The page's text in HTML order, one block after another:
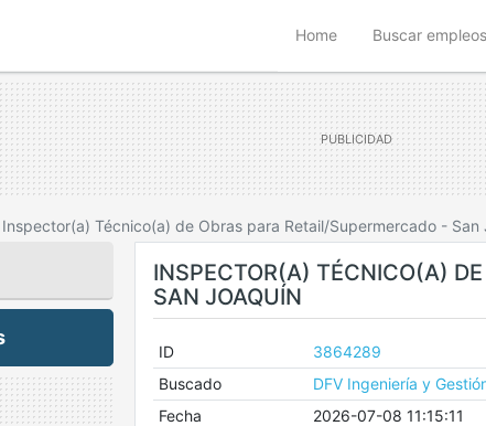
Home(current)Buscar empleos
Inspector(a) Técnico(a) de Obras para Retail/Supermercado - San
INSPECTOR(A) TÉCNICO(A)
SAN JOAQUÍN
ID
3864289
Buscado
DFV Ingeniería y
Fecha
2026-07-08 11:15:11